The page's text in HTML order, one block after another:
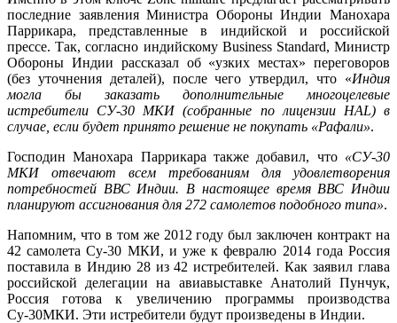
последние заявления Министра Обороны Индии Манохара
Паррикара, представленные в индийской и российской
прессе. Так, согласно индийскому Business Standard, Министр
Обороны Индии рассказал об «узких местах» переговоров
(без уточнения деталей), после чего утвердил, что «Индия
могла бы заказать дополнительные многоцелевые
истребители СУ-30 МКИ (собранные по лицензии HAL) в
случае, если будет принято решение не покупать «Рафали».
Господин Манохара Паррикара также добавил, что«СУ-30
МКИ отвечают всем требованиям для удовлетворения
потребностей ВВС Индии. В настоящее время ВВС Индии
планируют ассигнования для 272 самолетов подобного типа».
Напомним, что в том же 2012 году был заключен контракт на
42 самолета Су-30 МКИ, и уже к февралю 2014 года Россия
поставила в Индию 28 из 42 истребителей. Как заявил глава
российской делегации на авиавыставке Анатолий Пунчук,
Россия готова к увеличению программы производства
Су-30МКИ. Эти истребители будут произведены в Индии.